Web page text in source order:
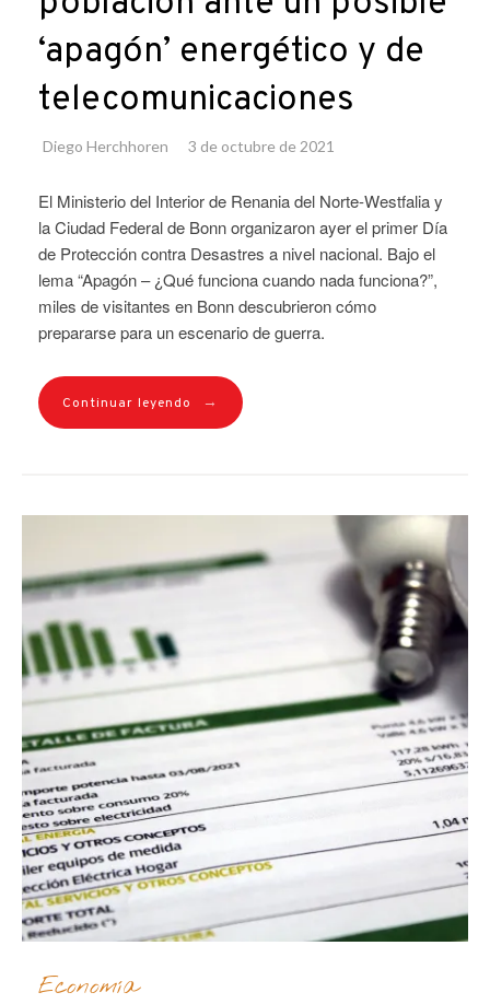
‘apagón’ energético y de
telecomunicaciones
Diego Herchhoren 3 de octubre de 2021
El Ministerio del Interior de Renania del Norte-Westfalia y
la Ciudad Federal de Bonn organizaron ayer el primer Día
de Protección contra Desastres a nivel nacional. Bajo el
lema “Apagón – ¿Qué funciona cuando nada funciona?”,
miles de visitantes en Bonn descubrieron cómo
prepararse para un escenario de guerra.
Continuar leyendo →
Economía